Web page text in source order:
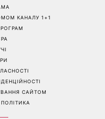
КАНАЛУ 1+1
САЙТОМ